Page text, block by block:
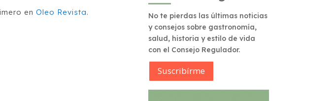
enOleo Revista.
No te pierdas las últimas noticias
y consejos sobre gastronomía,
salud, historia y estilo de vida
con el Consejo Regulador.
Suscribírme